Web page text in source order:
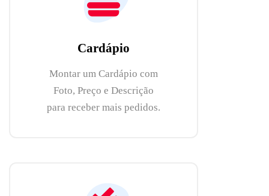
Cardápio
Montar um Cardápio com
Foto, Preço e Descrição
para receber mais pedidos.